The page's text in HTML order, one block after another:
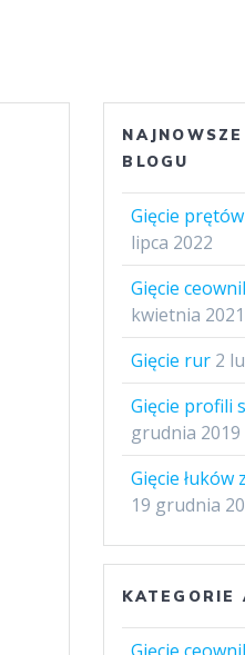
BLOGU
Gięcie
lipca 2022
Gięcie
kwietnia 2021
Gięcie rur 2
Gięcie profili
grudnia 2019
Gięcie
19 grudnia
KATEGORIE